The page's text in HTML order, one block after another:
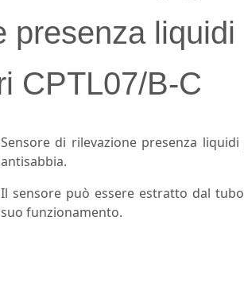
presenza
CPTL07/B-C
Sensore di rilevazione presenza
antisabbia.
Il sensore può essere estratto dal
suo funzionamento.